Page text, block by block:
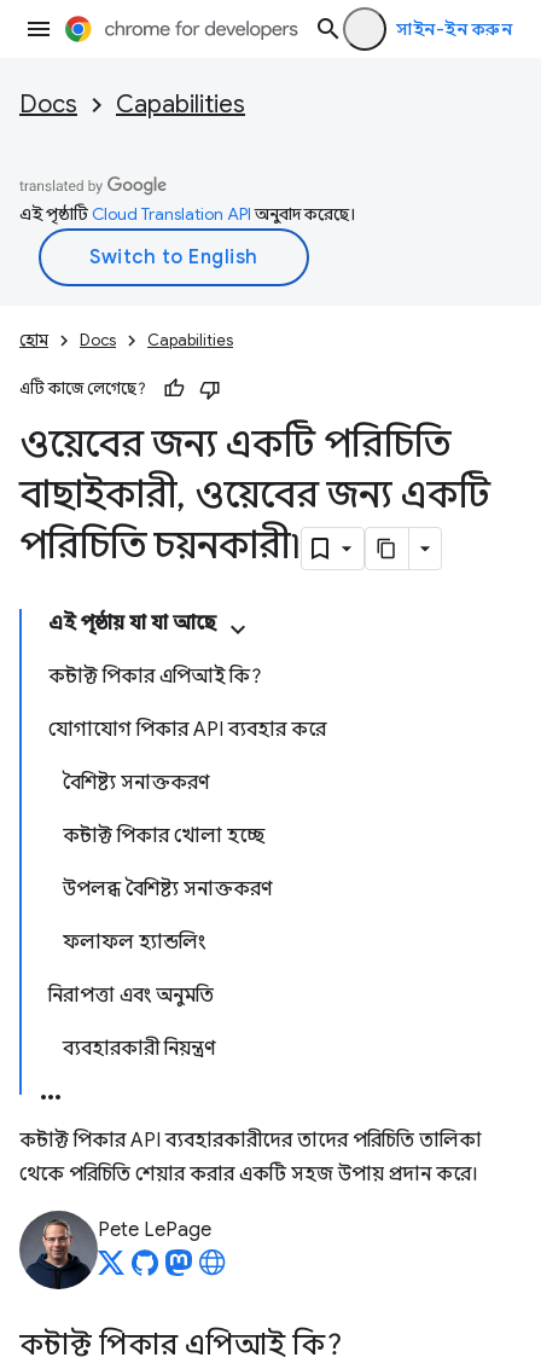
সাইন-ইন করুন
Docs Capabilities
এই পৃষ্ঠাটিCloud Translation APIঅনুবাদ করেছে।
হোম Docs Capabilities
এটি কাজে লেগেছে?
ওয়েবের জন্য একটি পরিচিতি
বাছাইকারী, ওয়েবের জন্য একটি
পরিচিতি চয়নকারী৷
এই পৃষ্ঠায় যা যা আছে
কন্টাক্ট পিকার এপিআই কি?
যোগাযোগ পিকার API ব্যবহার করে
বৈশিষ্ট্য সনাক্তকরণ
কন্টাক্ট পিকার খোলা হচ্ছে
উপলব্ধ বৈশিষ্ট্য সনাক্তকরণ
ফলাফল হ্যান্ডলিং
নিরাপত্তা এবং অনুমতি
ব্যবহারকারী নিয়ন্ত্রণ
কন্টাক্ট পিকার API ব্যবহারকারীদের তাদের পরিচিতি তালিকা
থেকে পরিচিতি শেয়ার করার একটি সহজ উপায় প্রদান করে।
Pete LePage
কন্টাক্ট পিকার এপিআই কি?